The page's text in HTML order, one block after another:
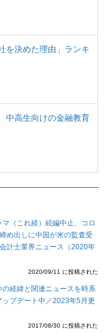
を決めた理由」ランキ
中高生向けの金融教育
（これ経）続編中止、コロ
め出しに中国が米の監査受
計士業界ニュース（2020年
2020/09/11 に投稿された
経緯と関連ニュースを時系
プデート中／2023年5月更
2017/08/30 に投稿された